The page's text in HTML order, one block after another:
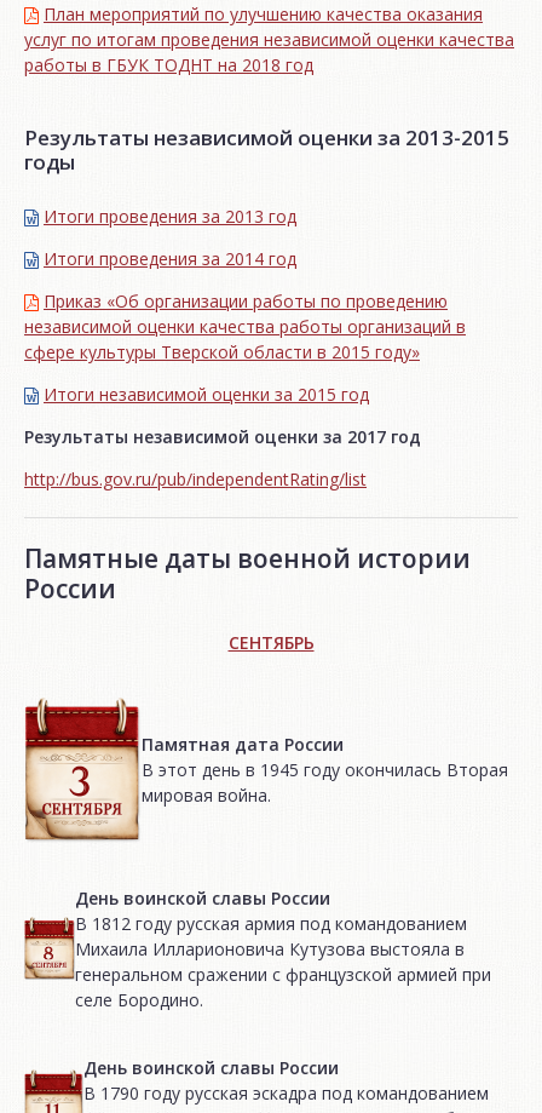
План мероприятий по улучшению качества оказания
услуг по итогам проведения независимой оценки качества
работы в ГБУК ТОДНТ на 2018 год
Результаты независимой оценки за 2013-2015
годы
Итоги проведения за 2013 год
Итоги проведения за 2014 год
Приказ «Об организации работы по проведению
независимой оценки качества работы организаций в
сфере культуры Тверской области в 2015 году»
Итоги независимой oценки за 2015 год
Результаты независимой оценки за 2017 год
http://bus.gov.ru/pub/independentRating/list
Памятные даты военной истории
России
СЕНТЯБРЬ
Памятная дата России
В этот день в 1945 году окончилась Вторая
мировая война.
День воинской славы России
В 1812 году русская армия под командованием
Михаила Илларионовича Кутузова выстояла в
генеральном сражении с французской армией при
селе Бородино.
День воинской славы России
В 1790 году русская эскадра под командованием